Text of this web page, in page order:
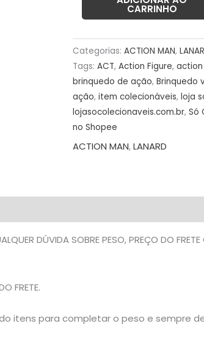
(UK)
PREÇO
DO
FRETE
NA
DESCRIÇÃO
quantidade
CARRINHO
Categorias: ACTION MAN,
Tags: ACT, Action Figure,
brinquedo de ação, Brinquedo
ação, item colecionáveis, loja
lojasocolecionaveis.com.br, Só
no Shopee
ACTION MAN,LANARD
DÚVIDA SOBRE PESO, PREÇO DO
FRETE.
itens para completar o peso e sempre